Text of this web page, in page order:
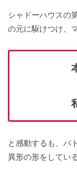
シャドーハウスの
の元に駆けつけ、
と感動するも、パ
異形の形をしてい